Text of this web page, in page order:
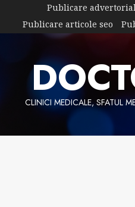
content
Publicare
Publicare articole seo
CLINICI MEDICALE, SFATUL